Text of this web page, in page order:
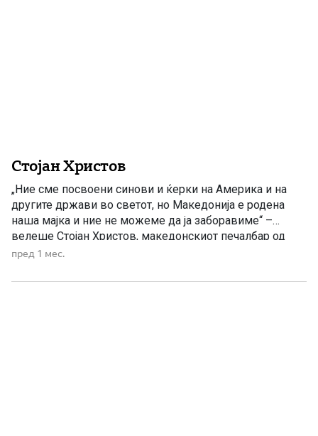
Стојан Христов
„Ние сме посвоени синови и ќерки на Америка и на
другите држави во светот, но Македонија е родена
наша мајка и ние не можеме да ја заборавиме“ –
велеше Стојан Христов, македонскиот печалбар од
Кономлади, Костурско Егејска Македонија кој стана
Христов (1898 – 1996) – македонскиот печалбар што
пред 1 мес.